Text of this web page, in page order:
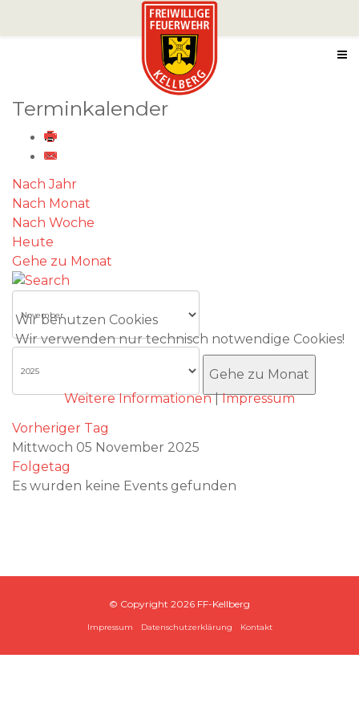
Terminkalender
Nach Jahr
Nach Monat
Nach Woche
Heute
Gehe zu Monat
Gehe zu Monat
Vorheriger Tag
Mittwoch 05 November 2025
Folgetag
Es wurden keine Events gefunden
© Copyright 2026 FF-Kellberg
Impressum Datenschutzerklärung Kontakt
Wir benutzen Cookies
Wir verwenden nur technisch notwendige Cookies!
Akzeptieren
Weitere Informationen|Impressum